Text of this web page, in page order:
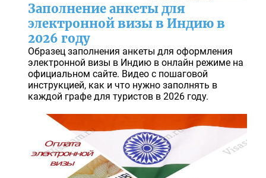
Заполнение анкеты для
электронной визы в Индию в
2026 году
Образец заполнения анкеты для оформления
электронной визы в Индию в онлайн режиме на
официальном сайте. Видео с пошаговой
инструкцией, как и что нужно заполнять в
каждой графе для туристов в 2026 году.